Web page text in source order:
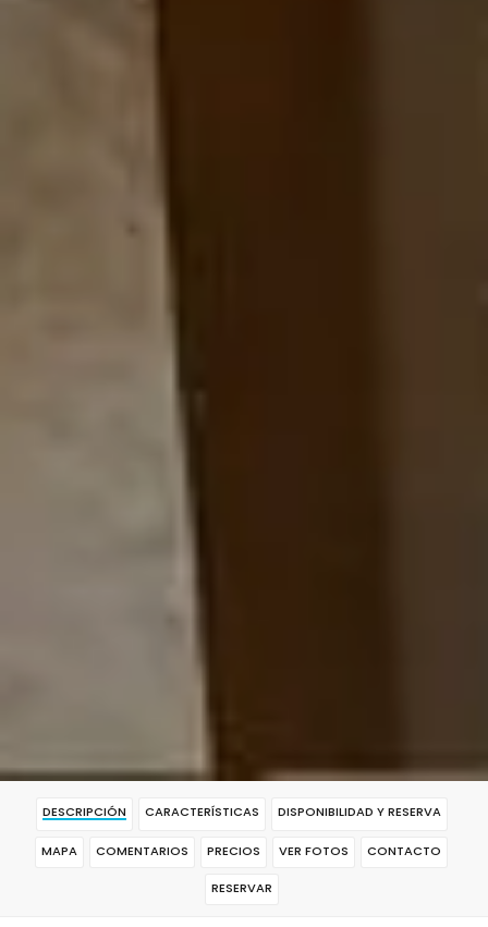
DESCRIPCIÓN CARACTERÍSTICAS DISPONIBILIDAD Y RESERVA
MAPA COMENTARIOS PRECIOS VER FOTOS CONTACTO
RESERVAR